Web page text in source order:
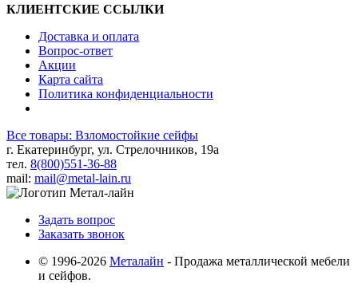
КЛИЕНТСКИЕ ССЫЛКИ
Доставка и оплата
Вопрос-ответ
Акции
Карта сайта
Политика конфиденциальности
Все товары: Взломостойкие сейфы
г. Екатеринбург, ул. Стрелочников, 19а
тел. 8(800)551-36-88
mail: mail@metal-lain.ru
Задать вопрос
Заказать звонок
© 1996-2026 Металайн - Продажа металлической мебели
и сейфов.